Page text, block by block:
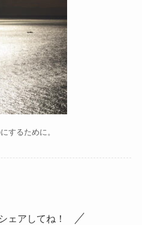
するために。
ェアしてね！